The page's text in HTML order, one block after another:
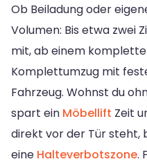
Ob Beiladung oder
Volumen: Bis etwa zwei
mit, ab einem
Komplettumzug mit
Fahrzeug. Wohnst du
spart ein Möbellift Zeit
direkt vor der Tür steht,
eine Halteverbotszone.